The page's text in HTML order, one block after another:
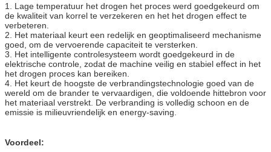
1. Lage temperatuur het drogen het proces werd goedgekeurd om
de kwaliteit van korrel te verzekeren en het het drogen effect te
verbeteren.
2. Het materiaal keurt een redelijk en geoptimaliseerd mechanisme
goed, om de vervoerende capaciteit te versterken.
3. Het intelligente controlesysteem wordt goedgekeurd in de
elektrische controle, zodat de machine veilig en stabiel effect in het
het drogen proces kan bereiken.
4. Het keurt de hoogste de verbrandingstechnologie goed van de
wereld om de brander te vervaardigen, die voldoende hittebron voor
het materiaal verstrekt. De verbranding is volledig schoon en de
emissie is milieuvriendelijk en energy-saving.
Voordeel: